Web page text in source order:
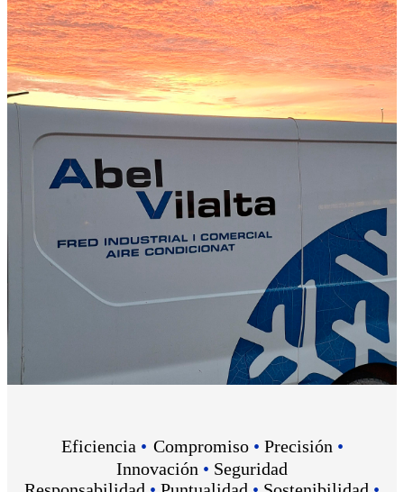
Eficiencia • Compromiso • Precisión •
Innovación • Seguridad